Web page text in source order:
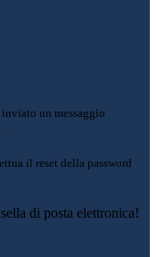
inviato un messaggio
il reset della password
di posta elettronica!